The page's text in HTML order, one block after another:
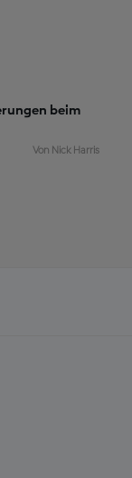
beim
Von Nick Harris